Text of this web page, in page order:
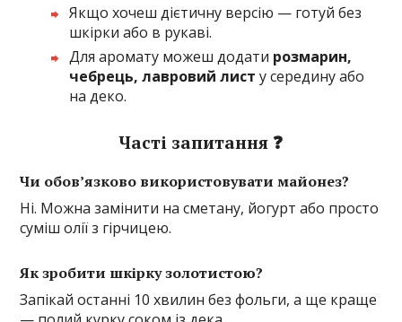
Якщо хочеш дієтичну версію — готуй без
шкірки або в рукаві.
Для аромату можеш додати розмарин,
чебрець, лавровий лист у середину або
на деко.
Часті запитання ❓
Чи обов’язково використовувати майонез?
Ні. Можна замінити на сметану, йогурт або просто
суміш олії з гірчицею.
Як зробити шкірку золотистою?
Запікай останні 10 хвилин без фольги, а ще краще